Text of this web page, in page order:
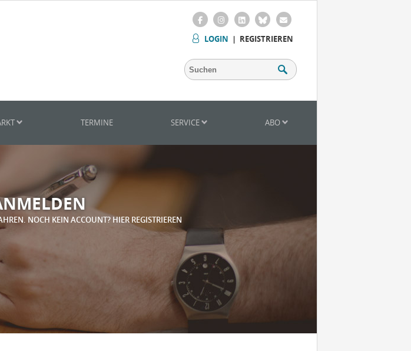
LOGIN | REGISTRIEREN
TERMINE SERVICE ABO
NOCH KEIN ACCOUNT? HIER REGISTRIEREN